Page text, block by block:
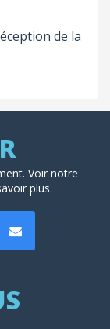
de la
Voir notre
plus.